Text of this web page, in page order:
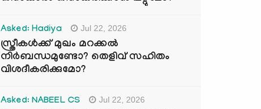
Asked: Hadiya Jul 22, 2026
സ്ത്രീകൾക്ക് മുഖം മറക്കൽ
നിർബന്ധമുണ്ടോ? തെളിവ് സഹിതം
വിശദീകരിക്കുമോ?
Asked: NABEEL CS Jul 22, 2026